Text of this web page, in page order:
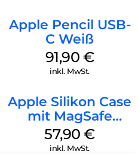
Apple Pencil USB-
C Weiß
91,90 €
inkl. MwSt.
Apple Silikon Case
mit MagSafe
iPhone 14 Pro
(PRODUCT)RED
57,90€
inkl. MwSt.